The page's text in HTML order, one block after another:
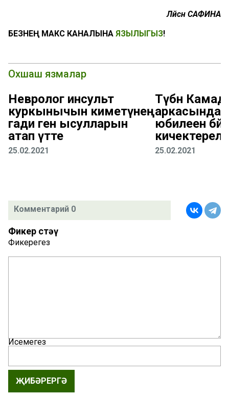
Ләйсән САФИНА
БЕЗНЕҢ МАКС КАНАЛЫНА ЯЗЫЛЫГЫЗ!
Охшаш язмалар
Невролог инсульт
куркынычын киметүнең
гади генә ысулларын
атап үтте
25.02.2021
Түбән
аркасында
юбилеен
25.02.2021
Комментарий 0
Фикер өстәү
Фикерегез
Исемегез
ҖИБӘРЕРГӘ